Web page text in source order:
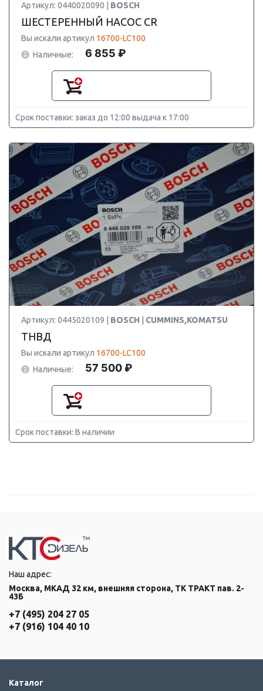
Артикул: 0440020090 | BOSCH
ШЕСТЕРЕННЫЙ НАСОС CR
Вы искали артикул 16700-LC100
Наличные:
6 855 ₽
Срок поставки: заказ до 12:00 выдача к 17:00
Артикул: 0445020109 | BOSCH CUMMINS,KOMATSU
ТНВД
Вы искали артикул 16700-LC100
Наличные:
57 500 ₽
Срок поставки: В наличии
Наш адрес:
Москва, МКАД 32 км, внешняя сторона, ТК ТРАКТ пав. 2-
43Б
+7 (495) 204 27 05
+7 (916) 104 40 10
Каталог